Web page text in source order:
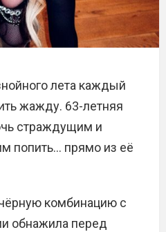
лета каждый
жажду. 63-летняя
страждущим и
попить… прямо из её
комбинацию с
обнажила перед